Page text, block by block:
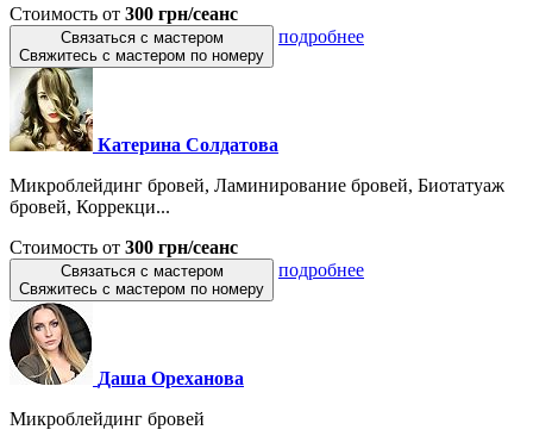
Стоимость от 300 грн/сеанс
Связаться с мастером
Свяжитесь с мастером по номеру
подробнее
Катерина Солдатова
Микроблейдинг бровей, Ламинирование бровей, Биотатуаж
бровей, Коррекци...
Стоимость от 300 грн/сеанс
Связаться с мастером
Свяжитесь с мастером по номеру
подробнее
Даша Ореханова
Микроблейдинг бровей